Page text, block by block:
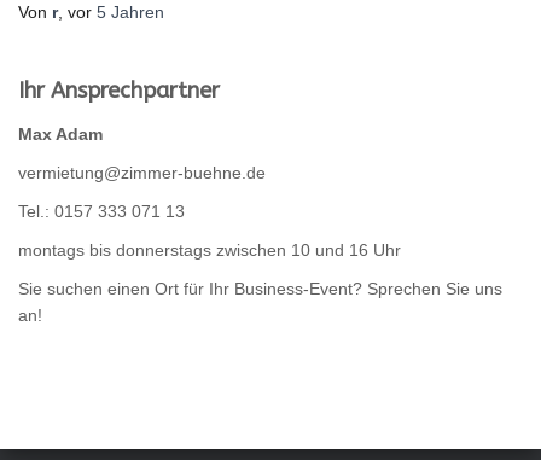
Von r, vor 5 Jahren
Ihr Ansprechpartner
Max Adam
vermietung@zimmer-buehne.de
Tel.: 0157 333 071 13
montags bis donnerstags zwischen 10 und 16 Uhr
Sie suchen einen Ort für Ihr Business-Event? Sprechen Sie uns
an!